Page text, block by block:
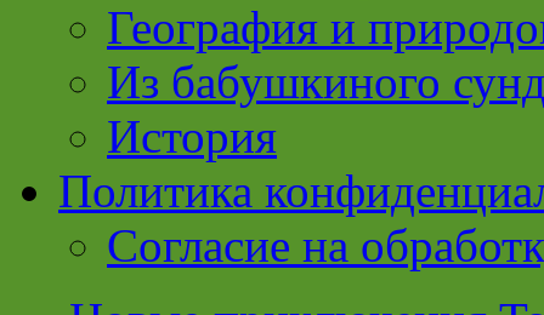
География и
Из бабушкиного
История
Политика
Согласие на